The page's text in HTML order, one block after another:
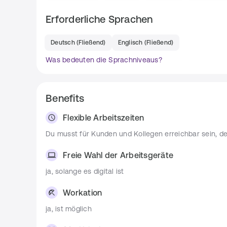
Anforderungen
Du hast mindestens 2-3 Jahre Erfahrung
Du hast evtl. Erfahrung mit SAP BTP?
Bewerbungsprozess
Das ist schnell erklärt und sehr pragmatisch.
Ziele.
Es folgt dann noch eine fachliche Runde mit
Erforderliche Sprachen
Deutsch(Fließend) Englisch (Fließend)
Was bedeuten die Sprachniveaus?
Benefits
Flexible Arbeitszeiten
Du musst für Kunden und Kollegen erreichbar sein,
Freie Wahl der Arbeitsgeräte
ja, solange es digital ist
Workation
ja, ist möglich